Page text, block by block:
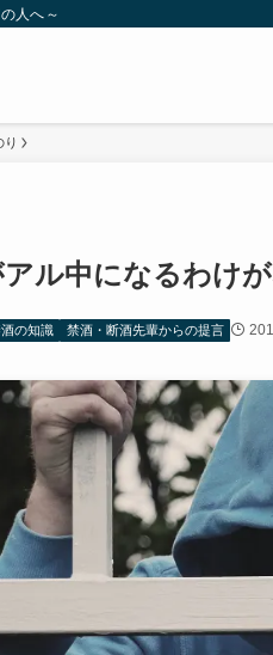
人へ～
り
ル中になるわけ
の知識 禁酒・断酒先輩からの提言